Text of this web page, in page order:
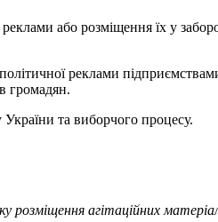
або розміщення їх у
реклами
громадян.
та виборчого процесу.
агітаційних